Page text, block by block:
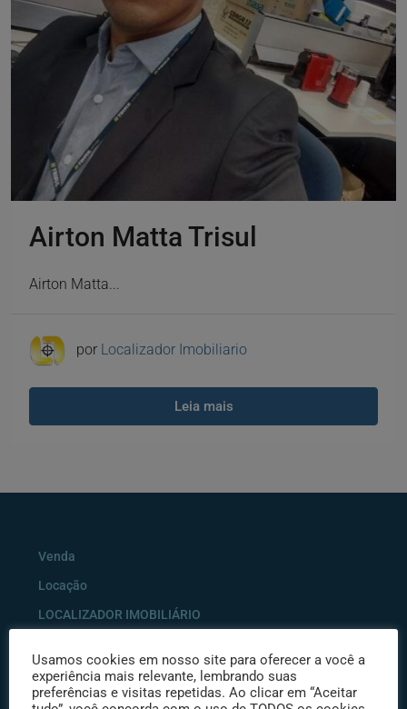
Airton Matta Trisul
Airton Matta...
por Localizador Imobiliario
Leia mais
Venda
Locação
LOCALIZADOR IMOBILIÁRIO
Solicitação de Visita ao Imóvel
Proposta de Negócio com Imóvel
Usamos cookies em nosso site para oferecer a você a
experiência mais relevante, lembrando suas
preferências e visitas repetidas. Ao clicar em “Aceitar